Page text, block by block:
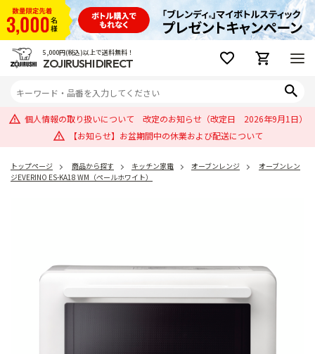
5,000円(税込)以上で送料無料！
ZOJIRUSHI DIRECT
個人情報の取り扱いについて 改定のお知らせ（改定日 2026年9月1日）
【お知らせ】お盆期間中の休業および配送について
トップページ 商品から探す キッチン家電 オーブンレンジ
オーブンレン
ジEVERINO ES-KA18 WM（ペールホワイト）